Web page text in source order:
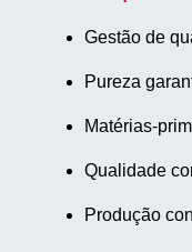
Gestão de
Pureza
Matérias-
Qualidade
Produção